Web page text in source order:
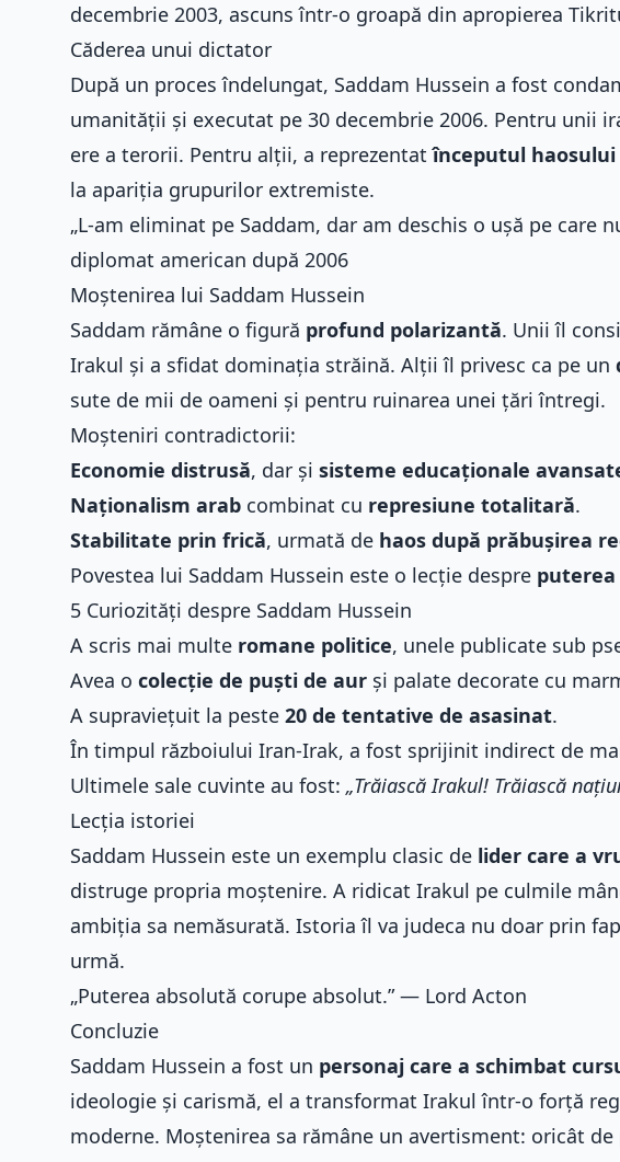
decembrie 2003, ascuns într-o groapă din apropierea
Căderea unui dictator
După un proces îndelungat, Saddam Hussein a fost
umanității și executat pe 30 decembrie 2006. Pentru unii
ere a terorii. Pentru alții, a reprezentatînceputul haosului
la apariția grupurilor extremiste.
„L-am eliminat pe Saddam, dar am deschis o ușă pe
diplomat american după 2006
Moștenirea lui Saddam Hussein
Saddam rămâne o figură profund polarizantă. Unii îl
Irakul și a sfidat dominația străină. Alții îl privesc ca pe un
sute de mii de oameni și pentru ruinarea unei țări întregi.
Moșteniri contradictorii:
Economie distrusă, dar și sisteme educaționale
Naționalism arab combinat cu represiune totalitară.
Stabilitate prin frică, urmată de haos după prăbușirea
Povestea lui Saddam Hussein este o lecție despre puterea
5 Curiozități despre Saddam Hussein
A scris mai multe romane politice, unele publicate sub
Avea o colecție de puști de aur și palate decorate cu
A supraviețuit la peste 20 de tentative de asasinat.
În timpul războiului Iran-Irak, a fost sprijinit indirect de
Ultimele sale cuvinte au fost: „Trăiască Irakul! Trăiască
Lecția istoriei
Saddam Hussein este un exemplu clasic de lider care a
distruge propria moștenire. A ridicat Irakul pe culmile
ambiția sa nemăsurată. Istoria îl va judeca nu doar prin
urmă.
„Puterea absolută corupe absolut.” — Lord Acton
Concluzie
Saddam Hussein a fost un personaj care a schimbat
ideologie și carismă, el a transformat Irakul într-o forță
moderne. Moștenirea sa rămâne un avertisment: oricât